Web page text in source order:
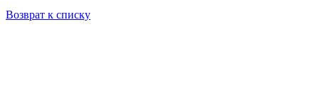
Возврат к списку